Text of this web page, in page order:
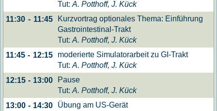
Tut: A. Potthoff, J. Kück
11:30 - 11:45
Kurzvortrag optionales Thema: Einführung
Gastrointestinal-Trakt
Tut: A. Potthoff, J. Kück
11:45 - 12:15
moderierte Simulatorarbeit zu GI-Trakt
Tut: A. Potthoff, J. Kück
12:15 - 13:00
Pause
Tut: A. Potthoff, J. Kück
13:00 - 14:30
Übung am US-Gerät